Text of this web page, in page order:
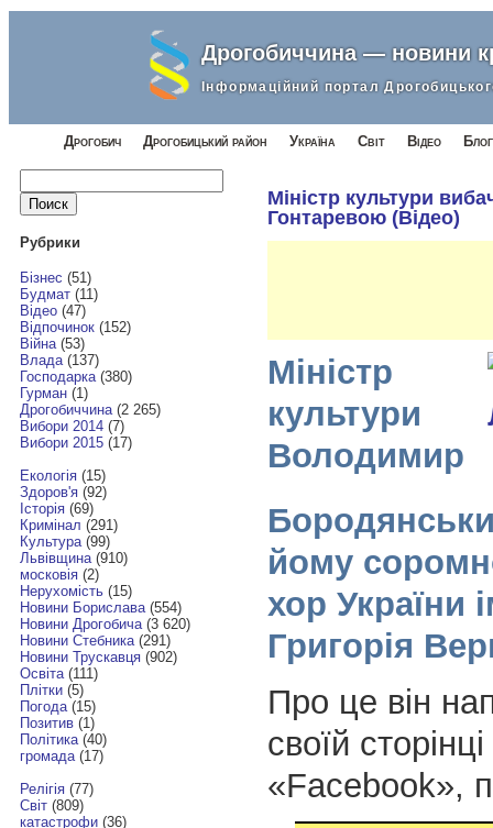
Дрогобиччина — новини
Інформаційний портал
Дрогобич Дрогобицький район Україна Світ Відео
Найти:
Рубрики
Бізнес (51)
Будмат(11)
Відео(47)
Відпочинок(152)
Війна(53)
Влада(137)
Господарка(380)
Гурман(1)
Дрогобиччина(2 265)
Вибори 2014(7)
Вибори 2015(17)
Екологія(15)
Здоров'я(92)
Історія(69)
Кримінал (291)
Культура(99)
Львівщина(910)
московія(2)
Нерухомість(15)
Новини Борислава(554)
Новини Дрогобича(3 620)
Новини Стебника(291)
Новини Трускавця(902)
Освіта(111)
Плітки(5)
Погода(15)
Позитив(1)
Політика(40)
громада(17)
Релігія(77)
Світ(809)
катастрофи(36)
Міністр культури
Гонтаревою (Відео)
Міністр
культури
Володимир
йому
хор України
Григорія
Про це він
своїй
«Facebook»,